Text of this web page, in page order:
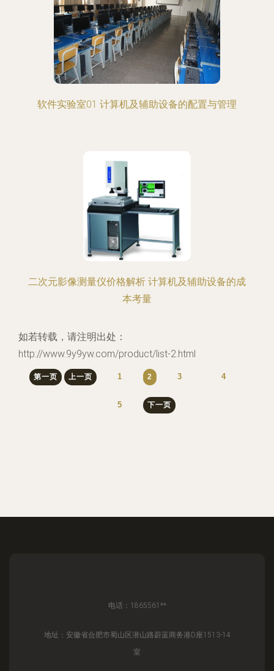
软件实验室01 计算机及辅助设备的配置与管理
二次元影像测量仪价格解析 计算机及辅助设备的成
本考量
如若转载，请注明出处：
http://www.9y9yw.com/product/list-2.html
第一页 上一页 1 2 3 4
5 下一页
电话：1865561**
地址：安徽省合肥市蜀山区潜山路蔚蓝商务港D座1513-14
室